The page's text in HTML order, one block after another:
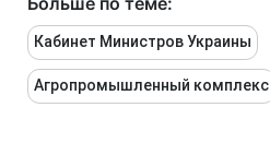
Кабинет Министров Украины
Агропромышленный комплекс